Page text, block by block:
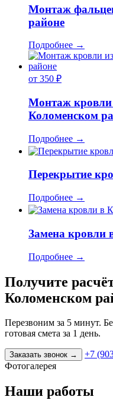
Монтаж
районе
Подробнее →
от 350 ₽
Монтаж кровли
Коломенском
Подробнее →
Перекрытие
Подробнее →
Замена кровли
Подробнее →
Получите
Коломенском
Перезвоним за 5 минут.
готовая смета за 1 день.
Заказать звонок →
+7
Фотогалерея
Наши работы